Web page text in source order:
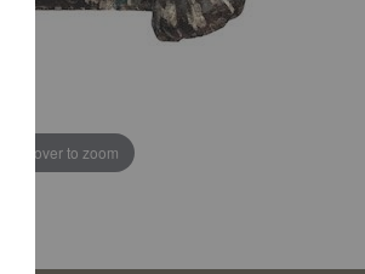
Hover to zoom